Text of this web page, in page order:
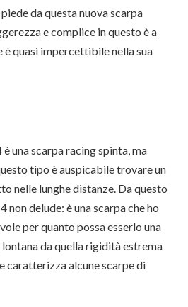
da questa nuova scarpa
e complice in questo è a
è quasi impercettibile nella sua
una scarpa racing spinta, ma
tipo è auspicabile trovare un
nelle lunghe distanze. Da questo
delude: è una scarpa che ho
per quanto possa esserlo una
da quella rigidità estrema
caratterizza alcune scarpe di